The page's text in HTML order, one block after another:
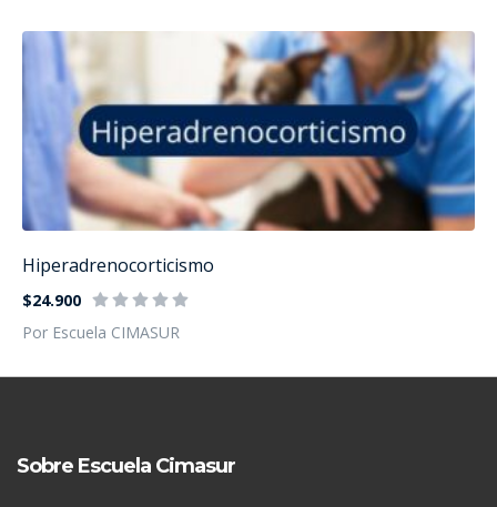
Hiperadrenocorticismo
$24.900
Por Escuela CIMASUR
Sobre Escuela Cimasur